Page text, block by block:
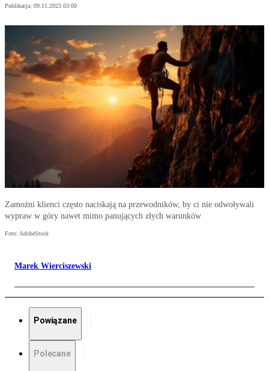
Publikacja: 09.11.2023 03:00
Zamożni klienci często naciskają na przewodników, by ci nie odwoływali
wypraw w góry nawet mimo panujących złych warunków
Foto: AdobeStock
Marek Wierciszewski
Powiązane
Polecane